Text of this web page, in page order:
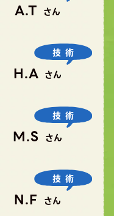
A.T さん
技術
H.A さん
技術
M.S さん
技術
N.F さん